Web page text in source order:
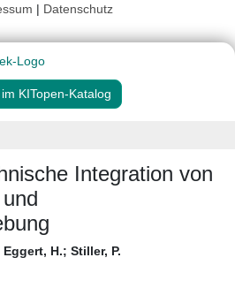
| Datenschutz
KITopen-Katalog
Integration von
Eggert, H.; Stiller, P.